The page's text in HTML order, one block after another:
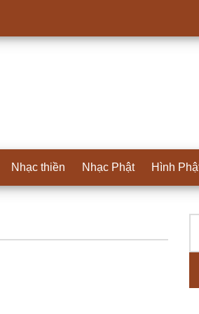
Nhạc thiền Nhạc Phật Hình